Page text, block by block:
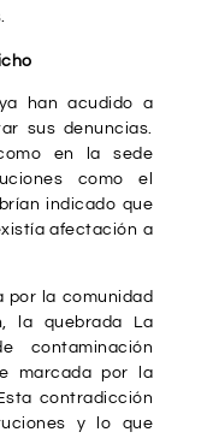
han acudido a
sus denuncias.
en la sede
como el
indicado que
afectación a
por la comunidad
la quebrada La
contaminación
marcada por la
contradicción
y lo que